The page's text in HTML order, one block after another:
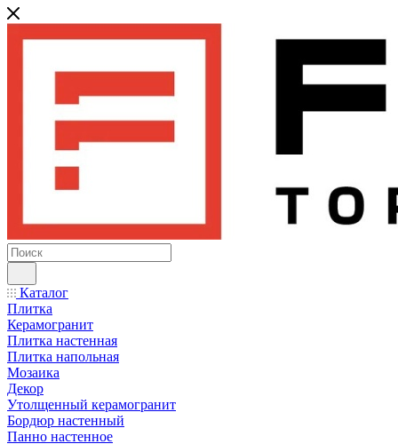
Каталог
Плитка
Керамогранит
Плитка настенная
Плитка напольная
Мозаика
Декор
Утолщенный керамогранит
Бордюр настенный
Панно настенное